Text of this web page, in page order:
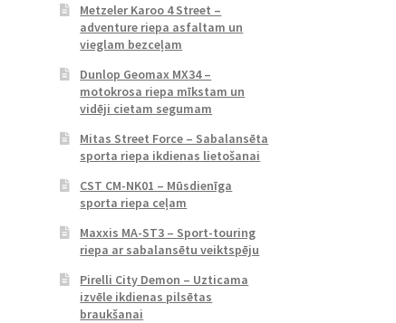
Metzeler Karoo 4 Street –
adventure riepa asfaltam un
vieglam bezceļam
Dunlop Geomax MX34 –
motokrosa riepa mīkstam un
vidēji cietam segumam
Mitas Street Force – Sabalansēta
sporta riepa ikdienas lietošanai
CST CM-NK01 – Mūsdienīga
sporta riepa ceļam
Maxxis MA-ST3 – Sport-touring
riepa ar sabalansētu veiktspēju
Pirelli City Demon – Uzticama
izvēle ikdienas pilsētas
braukšanai